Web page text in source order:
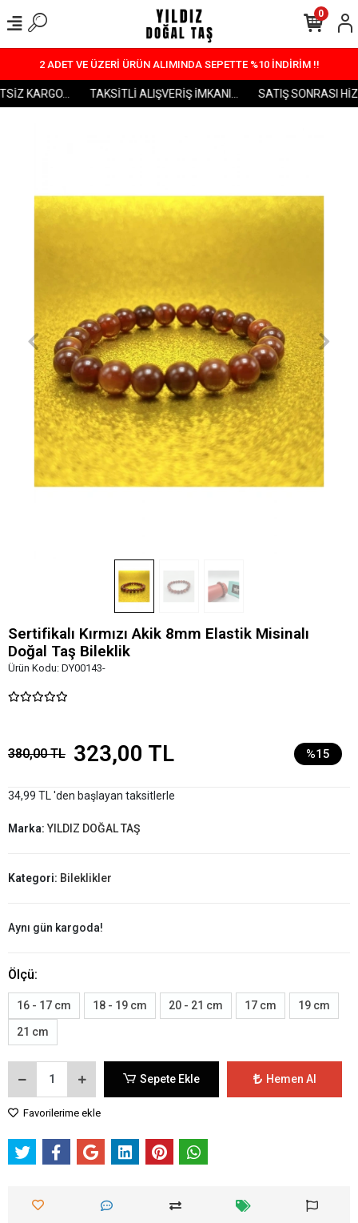
2 ADET VE ÜZERİ ÜRÜN ALIMINDA SEPETTE %10 İNDİRİM !!
KARGO... TAKSİTLİ ALIŞVERİŞ İMKANI... SATIŞ SONRASI
0
Sertifikalı Kırmızı Akik 8mm Elastik Misinalı
Doğal Taş Bileklik
Ürün Kodu: DY00143-
380,00 TL 323,00 TL %15
34,99 TL 'den başlayan taksitlerle
Marka:YILDIZ DOĞAL TAŞ
Kategori: Bileklikler
Aynı gün kargoda!
Ölçü:
16 - 17 cm 18 - 19 cm 20 - 21 cm 17 cm 19 cm
21 cm
Sepete Ekle Hemen Al
Favorilerime ekle